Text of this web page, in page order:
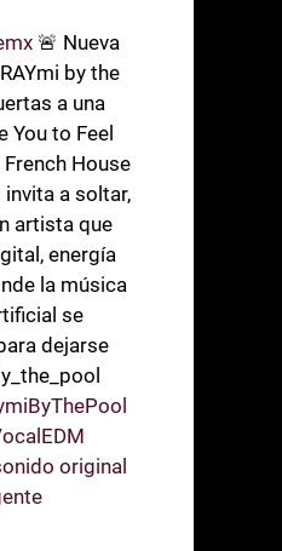
🚨 Nueva
by the
a una
You to Feel
French House
invita a soltar,
artista que
energía
la música
se
dejarse
original